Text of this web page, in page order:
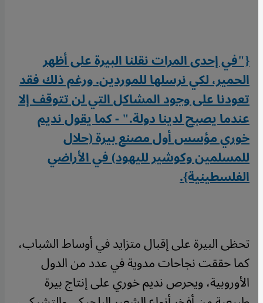
{"في إحدى المرات نقلنا البيرة على أظهر
الحمير، لكي نرسلها للموردين. ورغم ذلك فقد
تعودنا على وجود المشاكل التي لن تتوقف إلا
عندما يصبح لدينا دولة." - كما يقول نديم
خوري مؤسس أول مصنع بيرة (حلال
للمسلمين وكوشير لليهود) في الأراضي
الفلسطينية}.
تحظى البيرة على إقبال متزايد في أوساط الشباب،
كما حققت نجاحات مدوية في عدد من الدول
الأوروبية، ويحرص نديم خوري على إنتاج بيرة